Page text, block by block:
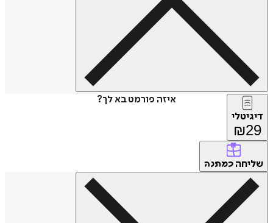
איזה פורמט בא לך?
דיגיטלי
₪29
שליחה כמתנה